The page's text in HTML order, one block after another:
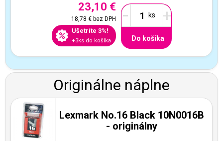
23,10 €
18,78 €bez DPH
Ušetríte 3%!
+3ks do košíka
- +
Do košíka
Originálne náplne
Lexmark No.16 Black 10N0016B
- originálny